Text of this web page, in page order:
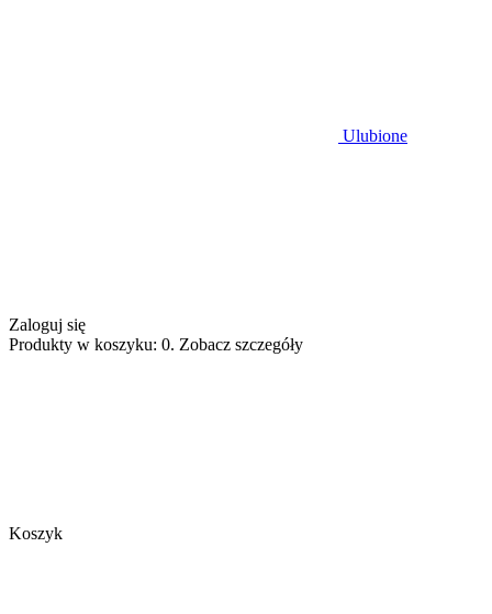
Ulubione
Zaloguj się
Produkty w koszyku: 0. Zobacz szczegóły
Koszyk